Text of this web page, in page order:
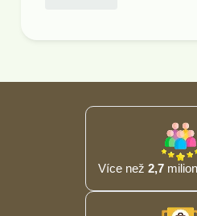
Více než 2,7